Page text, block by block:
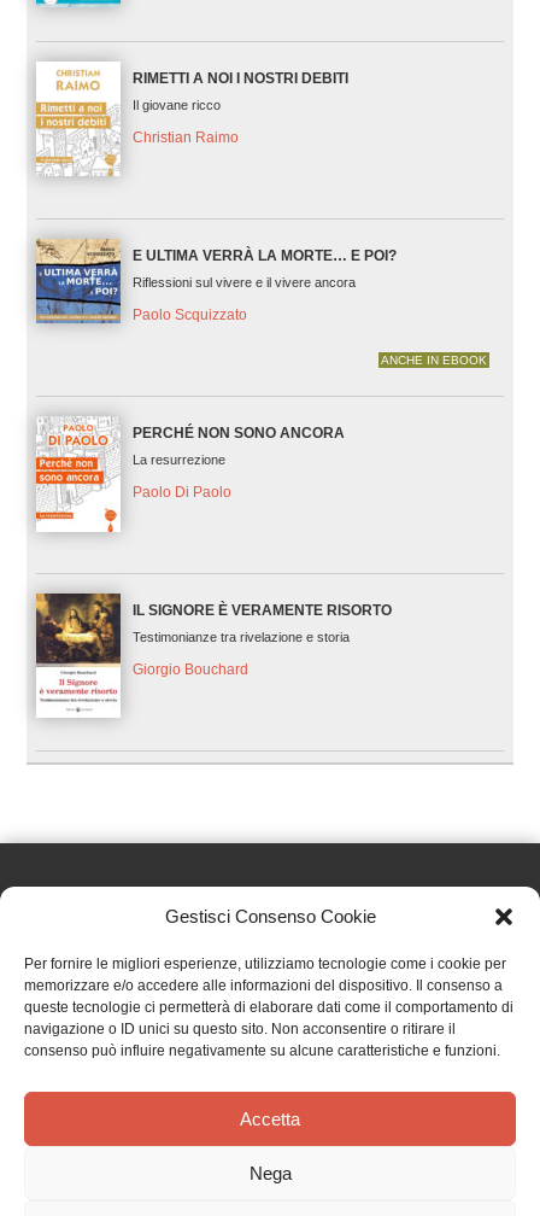
Gestisci Consenso Cookie
Per fornire le migliori esperienze, utilizziamo tecnologie come i cookie per
memorizzare e/o accedere alle informazioni del dispositivo. Il consenso a
queste tecnologie ci permetterà di elaborare dati come il comportamento di
navigazione o ID unici su questo sito. Non acconsentire o ritirare il
consenso può influire negativamente su alcune caratteristiche e funzioni.
Accetta
Nega
RIMETTI A NOI I NOSTRI DEBITI
Il giovane ricco
Christian Raimo
E ULTIMA VERRÀ LA MORTE… E POI?
Riflessioni sul vivere e il vivere ancora
Paolo Scquizzato
ANCHE IN EBOOK
PERCHÉ NON SONO ANCORA
La resurrezione
Paolo Di Paolo
IL SIGNORE È VERAMENTE RISORTO
Testimonianze tra rivelazione e storia
Giorgio Bouchard
Effatà Editrice di Pellegrino Paolo SAS
C.F. e P.IVA 09655250018
Via Tre Denti, 1 - 10060 Cantalupa (TO)
Telefono: (+39) 0121 353452 - Fax: (+39) 0121 353839
TERMINI E CONDIZIONI